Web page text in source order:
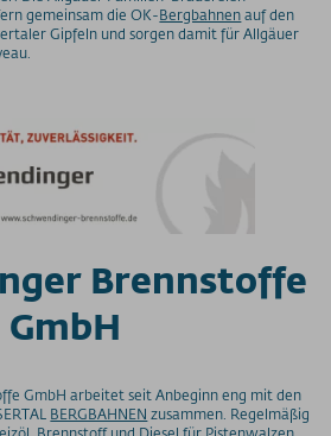
gemeinsam die OK-Bergbahnenauf den
Gipfeln und sorgen damit für Allgäuer
Brennstoffe
GmbH
GmbH arbeitet seit Anbeginn eng mit den
BERGBAHNEN zusammen. Regelmäßig